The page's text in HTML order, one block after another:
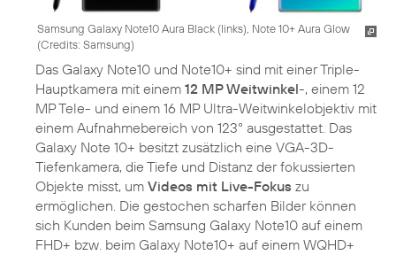
Samsung Galaxy Note10 Aura Black (links), Note 10+ Aura Glow
(Credits: Samsung)
Das Galaxy Note10 und Note10+ sind mit einer Triple-
Hauptkamera mit einem 12 MP Weitwinkel-, einem 12
MP Tele- und einem 16 MP Ultra-Weitwinkelobjektiv mit
einem Aufnahmebereich von 123° ausgestattet. Das
Galaxy Note 10+ besitzt zusätzlich eine VGA-3D-
Tiefenkamera, die Tiefe und Distanz der fokussierten
Objekte misst, um Videos mit Live-Fokus zu
ermöglichen. Die gestochen scharfen Bilder können
sich Kunden beim Samsung Galaxy Note10 auf einem
FHD+ bzw. beim Galaxy Note10+ auf einem WQHD+